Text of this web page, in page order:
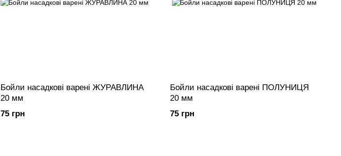
Бойли насадкові варені ЖУРАВЛИНА
20 мм
75 грн
Бойли насадкові варені ПОЛУНИЦЯ
20 мм
75 грн